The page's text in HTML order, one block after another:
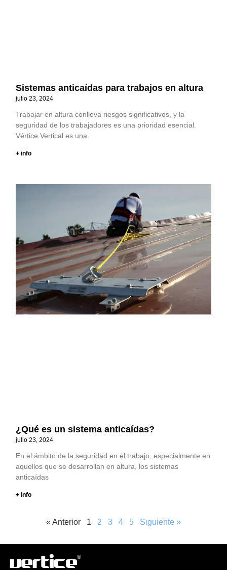
Sistemas anticaídas para trabajos en altura
julio 23, 2024
Trabajar en altura conlleva riesgos significativos, y la
seguridad de los trabajadores es una prioridad esencial.
Vértice Vertical es una
+ info
¿Qué es un sistema anticaídas?
julio 23, 2024
En el ámbito de la seguridad en el trabajo, especialmente en
aquellos que se desarrollan en altura, los sistemas
anticaídas
+ info
« Anterior 1 2 3 4 5 Siguiente »